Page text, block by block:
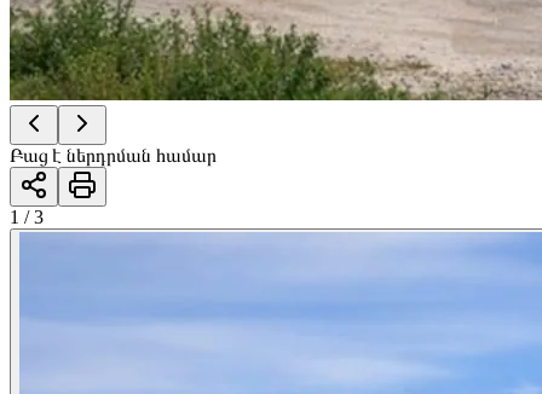
Բաց է ներդրման համար
1 / 3